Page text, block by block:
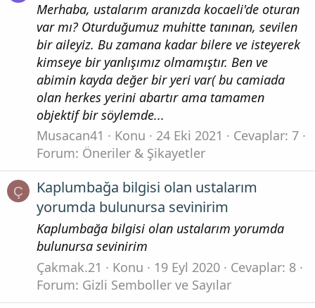
Merhaba, ustalarım aranızda kocaeli'de oturan
var mı? Oturduğumuz muhitte tanınan, sevilen
bir aileyiz. Bu zamana kadar bilere ve isteyerek
kimseye bir yanlışımız olmamıştır. Ben ve
abimin kayda değer bir yeri var( bu camiada
olan herkes yerini abartır ama tamamen
objektif bir söylemde...
Musacan41
Konu 24 Eki 2021
Cevaplar: 7
Forum: Öneriler & Şikayetler
Ç
Kaplumbağa bilgisi olan ustalarım
yorumda bulunursa sevinirim
Kaplumbağa bilgisi olan ustalarım yorumda
bulunursa sevinirim
Çakmak.21
Konu 19 Eyl 2020
Cevaplar: 8
Forum: Gizli Semboller ve Sayılar